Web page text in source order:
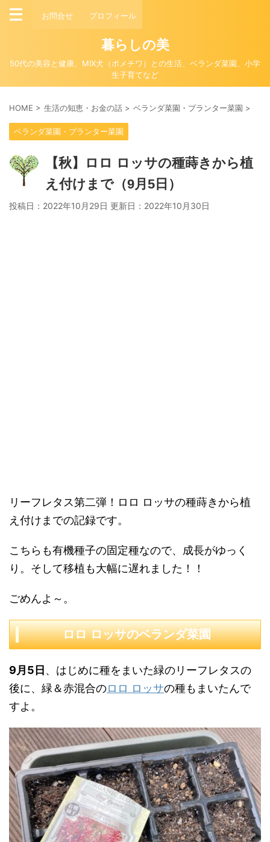
お問合せ プロフィール
暮らしの美
50代の美容と健康、MIX犬（ポメチワ）との生活、ベランダ菜園、小学
生子育てなど
HOME > 生活の知恵・お金の話 > ベランダ菜園・プランター菜園 >
ベランダ菜園・プランター菜園
【秋】ロロ ロッサの種蒔きから植
え付けまで（9月5日）
投稿日：2022年10月29日 更新日： 2022年10月30日
リーフレタス第二弾！ロロ ロッサの種蒔きから植
え付けまでの記録です。
こちらも有機種子の固定種なので、成長がゆっく
り。そして移植も大幅に遅れました！！
ごめんよ～。
ロロ ロッサのベランダ菜園
9月5日 、はじめに種をまいた緑のリーフレタスの
後に、緑＆赤混合のロロ ロッサの種もまいたんで
すよ。